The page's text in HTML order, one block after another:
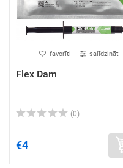
favorīti salīdzināt
Flex Dam
(0)
€4